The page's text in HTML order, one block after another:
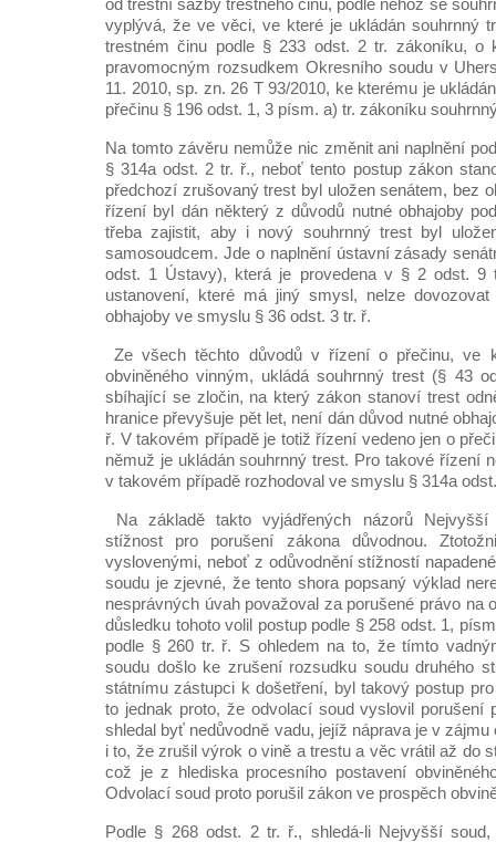
od trestní sazby trestného činu, podle něhož se
vyplývá, že ve věci, ve které je ukládán souhrnný
trestném činu podle § 233 odst. 2 tr. zákoníku, o
pravomocným rozsudkem Okresního soudu v
11. 2010, sp. zn. 26 T 93/2010, ke kterému je
přečinu § 196 odst. 1, 3 písm. a) tr. zákoníku
Na tomto závěru nemůže nic změnit ani naplnění
§ 314a odst. 2 tr. ř., neboť tento postup zákon
předchozí zrušovaný trest byl uložen senátem, bez
řízení byl dán některý z důvodů nutné obhajoby
třeba zajistit, aby i nový souhrnný trest byl
samosoudcem. Jde o naplnění ústavní zásady
odst. 1 Ústavy), která je provedena v § 2 odst. 9
ustanovení, které má jiný smysl, nelze dovozovat
obhajoby ve smyslu § 36 odst. 3 tr. ř.
Ze všech těchto důvodů v řízení o přečinu, ve
obviněného vinným, ukládá souhrnný trest (§ 43
sbíhající se zločin, na který zákon stanoví trest
hranice převyšuje pět let, není dán důvod nutné
ř. V takovém případě je totiž řízení vedeno jen o
němuž je ukládán souhrnný trest. Pro takové řízení
v takovém případě rozhodoval ve smyslu § 314a
Na základě takto vyjádřených názorů Nejvyšší
stížnost pro porušení zákona důvodnou.
vyslovenými, neboť z odůvodnění stížností
soudu je zjevné, že tento shora popsaný výklad
nesprávných úvah považoval za porušené právo na
důsledku tohoto volil postup podle § 258 odst. 1,
podle § 260 tr. ř. S ohledem na to, že tímto
soudu došlo ke zrušení rozsudku soudu druhého
státnímu zástupci k došetření, byl takový postup
to jednak proto, že odvolací soud vyslovil porušení
shledal byť nedůvodně vadu, jejíž náprava je v zájmu
i to, že zrušil výrok o vině a trestu a věc vrátil až do
což je z hlediska procesního postavení
Odvolací soud proto porušil zákon ve prospěch
Podle § 268 odst. 2 tr. ř., shledá-li Nejvyšší